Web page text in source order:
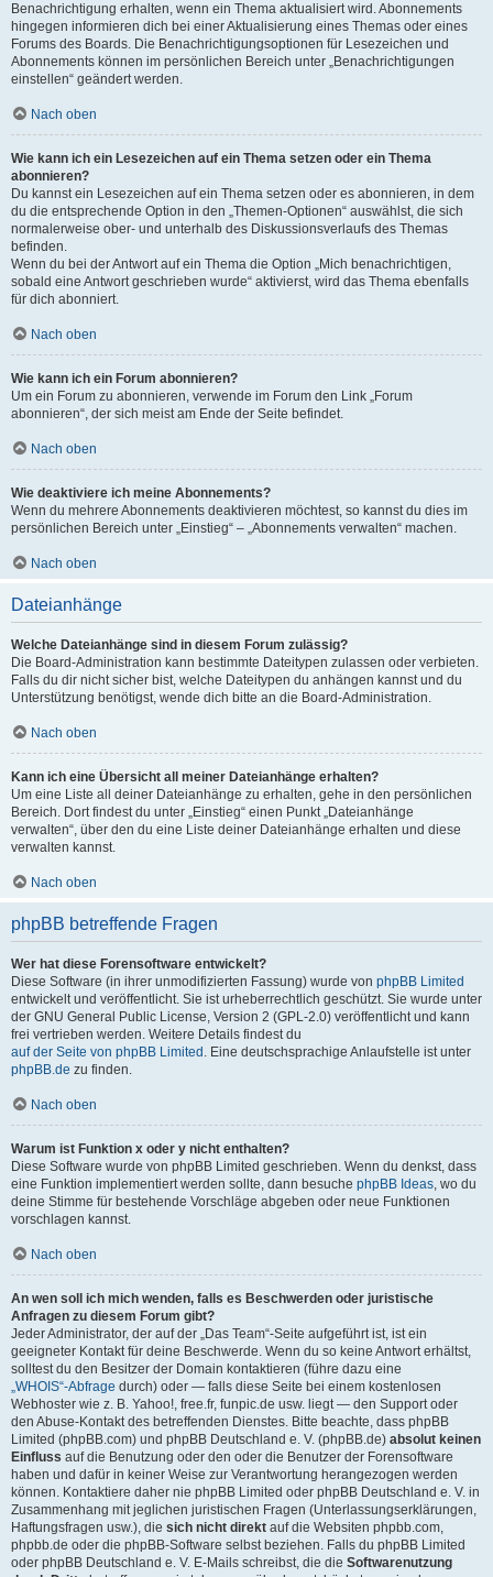
Benachrichtigung erhalten, wenn ein Thema aktualisiert wird. Abonnements
hingegen informieren dich bei einer Aktualisierung eines Themas oder eines
Forums des Boards. Die Benachrichtigungsoptionen für Lesezeichen und
Abonnements können im persönlichen Bereich unter „Benachrichtigungen
einstellen“ geändert werden.
Nach oben
Wie kann ich ein Lesezeichen auf ein Thema setzen oder ein Thema
abonnieren?
Du kannst ein Lesezeichen auf ein Thema setzen oder es abonnieren, in dem
du die entsprechende Option in den „Themen-Optionen“ auswählst, die sich
normalerweise ober- und unterhalb des Diskussionsverlaufs des Themas
befinden.
Wenn du bei der Antwort auf ein Thema die Option „Mich benachrichtigen,
sobald eine Antwort geschrieben wurde“ aktivierst, wird das Thema ebenfalls
für dich abonniert.
Nach oben
Wie kann ich ein Forum abonnieren?
Um ein Forum zu abonnieren, verwende im Forum den Link „Forum
abonnieren“, der sich meist am Ende der Seite befindet.
Nach oben
Wie deaktiviere ich meine Abonnements?
Wenn du mehrere Abonnements deaktivieren möchtest, so kannst du dies im
persönlichen Bereich unter „Einstieg“ – „Abonnements verwalten“ machen.
Nach oben
Dateianhänge
Welche Dateianhänge sind in diesem Forum zulässig?
Die Board-Administration kann bestimmte Dateitypen zulassen oder verbieten.
Falls du dir nicht sicher bist, welche Dateitypen du anhängen kannst und du
Unterstützung benötigst, wende dich bitte an die Board-Administration.
Nach oben
Kann ich eine Übersicht all meiner Dateianhänge erhalten?
Um eine Liste all deiner Dateianhänge zu erhalten, gehe in den persönlichen
Bereich. Dort findest du unter „Einstieg“ einen Punkt „Dateianhänge
verwalten“, über den du eine Liste deiner Dateianhänge erhalten und diese
verwalten kannst.
Nach oben
phpBB betreffende Fragen
Wer hat diese Forensoftware entwickelt?
Diese Software (in ihrer unmodifizierten Fassung) wurde von phpBB Limited
entwickelt und veröffentlicht. Sie ist urheberrechtlich geschützt. Sie wurde unter
der GNU General Public License, Version 2 (GPL-2.0) veröffentlicht und kann
frei vertrieben werden. Weitere Details findest du
auf der Seite von phpBB Limited . Eine deutschsprachige Anlaufstelle ist unter
phpBB.de zu finden.
Nach oben
Warum ist Funktion x oder y nicht enthalten?
Diese Software wurde von phpBB Limited geschrieben. Wenn du denkst, dass
eine Funktion implementiert werden sollte, dann besuche phpBB Ideas, wo du
deine Stimme für bestehende Vorschläge abgeben oder neue Funktionen
vorschlagen kannst.
Nach oben
An wen soll ich mich wenden, falls es Beschwerden oder juristische
Anfragen zu diesem Forum gibt?
Jeder Administrator, der auf der „Das Team“-Seite aufgeführt ist, ist ein
geeigneter Kontakt für deine Beschwerde. Wenn du so keine Antwort erhältst,
solltest du den Besitzer der Domain kontaktieren (führe dazu eine
„WHOIS“-Abfrage durch) oder — falls diese Seite bei einem kostenlosen
Webhoster wie z. B. Yahoo!, free.fr, funpic.de usw. liegt — den Support oder
den Abuse-Kontakt des betreffenden Dienstes. Bitte beachte, dass phpBB
Limited (phpBB.com) und phpBB Deutschland e. V. (phpBB.de) absolut keinen
Einfluss auf die Benutzung oder den oder die Benutzer der Forensoftware
haben und dafür in keiner Weise zur Verantwortung herangezogen werden
können. Kontaktiere daher nie phpBB Limited oder phpBB Deutschland e. V. in
Zusammenhang mit jeglichen juristischen Fragen (Unterlassungserklärungen,
Haftungsfragen usw.), die sich nicht direkt auf die Websiten phpbb.com,
phpbb.de oder die phpBB-Software selbst beziehen. Falls du phpBB Limited
oder phpBB Deutschland e. V. E-Mails schreibst, die die Softwarenutzung